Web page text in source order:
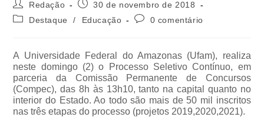
Redação
30 de novembro de 2018
Destaque
/ Educação 0 comentário
A Universidade Federal do Amazonas (Ufam), realiza
neste domingo (2) o Processo Seletivo Contínuo, em
parceria da Comissão Permanente de Concursos
(Compec), das 8h às 13h10, tanto na capital quanto no
interior do Estado. Ao todo são mais de 50 mil inscritos
nas três etapas do processo (projetos 2019,2020,2021).